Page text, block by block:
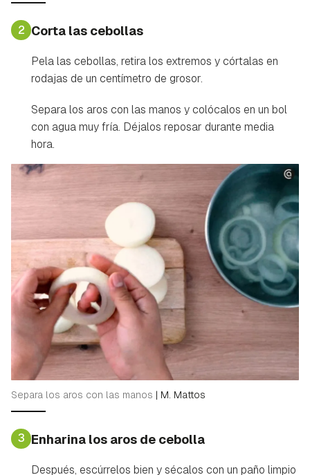
2 Corta las cebollas
Pela las cebollas, retira los extremos y córtalas en
rodajas de un centímetro de grosor.
Separa los aros con las manos y colócalos en un bol
con agua muy fría. Déjalos reposar durante media
hora.
Separa los aros con las manos | M. Mattos
3 Enharina los aros de cebolla
Después, escúrrelos bien y sécalos con un paño limpio